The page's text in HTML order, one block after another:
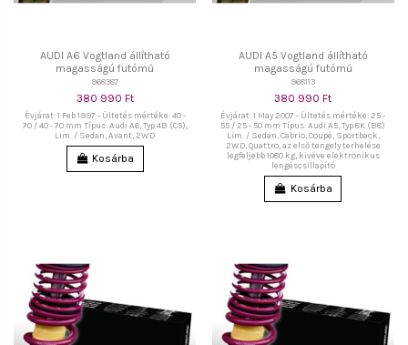
AUDI A6 Vogtland állítható
magasságú futómű
968387
380 990 Ft
Évjárat: 1 Feb 1997 - Ültetés mértéke: 40 -
70 / 40 - 70 mm Típus: Audi A6, Typ 4B (C5),
Lim. / Sedan, Avant, 2WD
Kosárba
AUDI A5 Vogtland állítható
magasságú futómű
968113
380 990 Ft
Évjárat: 1 May 2007 - Ültetés mértéke: 25 -
55 / 25 - 50 mm Típus: Audi A5, Typ 8K (B8)
Lim. / Sedan, Cabrio, Coupé, Sportback,
2WD, Quattro, az első tengely terhelése
legfeljebb 1080 kg, kivéve elektronikus
lengéscsillapító
Kosárba